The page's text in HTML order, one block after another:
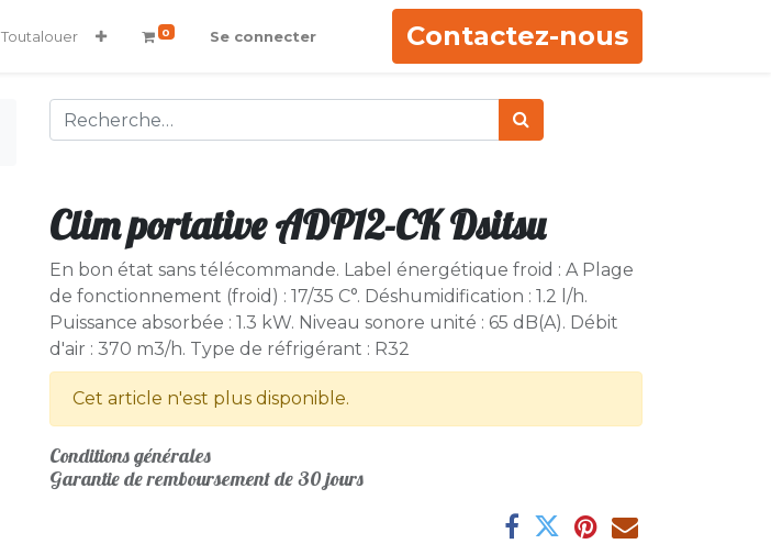
Toutalouer 0 Se connecter Contactez-nous
Clim portative ADP12-CK Dsitsu
En bon état sans télécommande. Label énergétique froid : A Plage
de fonctionnement (froid) : 17/35 C°. Déshumidification : 1.2 l/h.
Puissance absorbée : 1.3 kW. Niveau sonore unité : 65 dB(A). Débit
d'air : 370 m3/h. Type de réfrigérant : R32
Cet article n'est plus disponible.
Conditions générales
Garantie de remboursement de 30 jours